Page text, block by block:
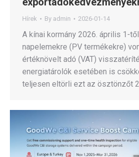
Hírek By admin 2026-01-14
A kínai kormány 2026. április 1-
napelemekre (PV termékekre)
értéknövelt adó (VAT)
energiatárolók esetében is
teljesen eltörli ezt az ösztönzőt